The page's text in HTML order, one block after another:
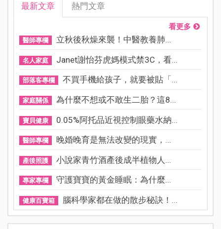
最新文章 熱門文章
看更多
醫師專欄 立秋後秋燥來襲！中醫教養肺...
名人家庭 Janet謝怡芬虎媽模式禁3C，看...
部落客專欄 不買手機給孩子，就要被貼「...
家庭關係 為什麼不想或不敢生二胎？這8...
寶貝健康 0.05%阿托品近視控制眼藥水納...
醫師專欄 晚婚晚育是無法改變的現實，...
產後照護 小說家青竹酒產後成半植物人...
專家專欄 守護寶寶的黃金睡眠：為什麼...
健康百寶箱 腦科學家都在做的散步秘訣！...